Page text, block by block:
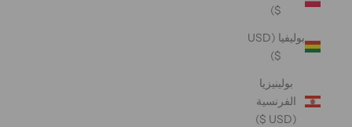
$)
بوليفيا (USD
$)
بولينيزيا
الفرنسية
(USD $)